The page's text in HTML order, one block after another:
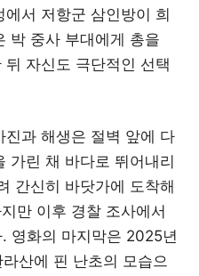
서 저항군 삼인방이 희
박 중사 부대에게 총을
자신도 극단적인 선택
과 해생은 절벽 앞에 다
가린 채 바다로 뛰어내리
간신히 바닷가에 도착해
만 이후 경찰 조사에서
. 영화의 마지막은 2025년
산에 핀 난초의 모습으